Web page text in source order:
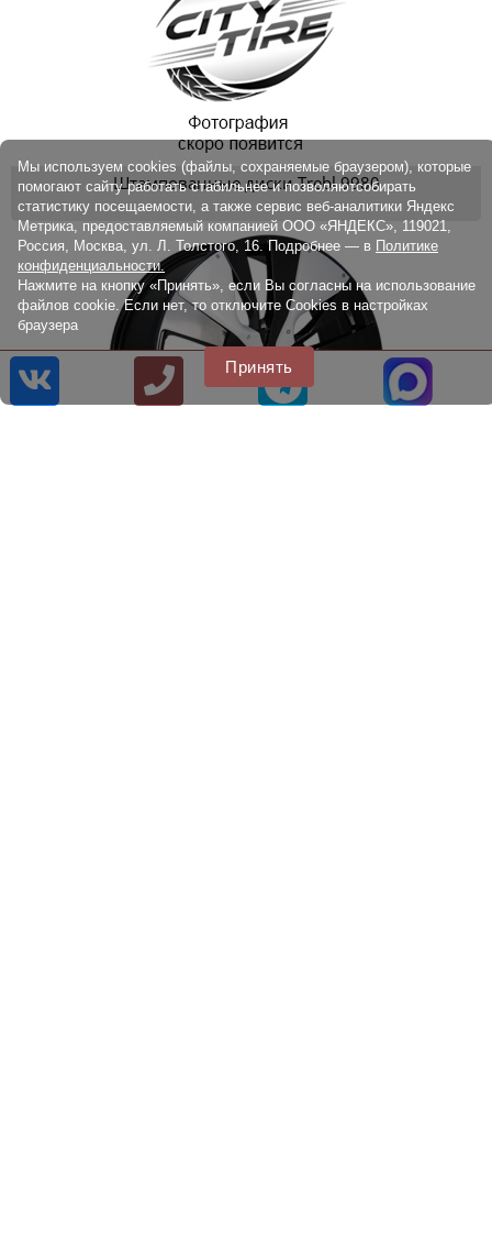
Штампованные диски Trebl 9980
Мы используем cookies (файлы, сохраняемые браузером), которые
помогают сайту работать стабильнее и позволяютсобирать
статистику посещаемости, а также сервис веб-аналитики Яндекс
Метрика, предоставляемый компанией ООО «ЯНДЕКС», 119021,
Россия, Москва, ул. Л. Толстого, 16. Подробнее — в Политике
конфиденциальности.
Нажмите на кнопку «Принять», если Вы согласны на использование
файлов cookie. Если нет, то отключите Cookies в настройках
браузера
Принять